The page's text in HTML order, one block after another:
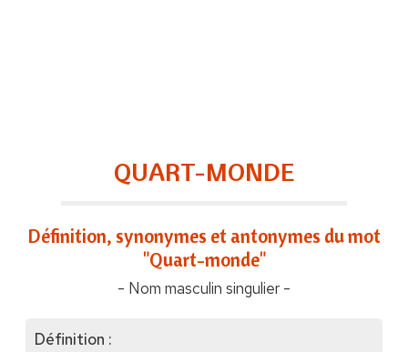
QUART-MONDE
Définition, synonymes et antonymes du mot
"Quart-monde"
- Nom masculin singulier -
Définition :